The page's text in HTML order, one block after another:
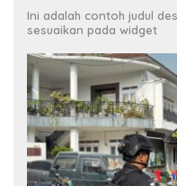
Ini adalah contoh judul
sesuaikan pada widget